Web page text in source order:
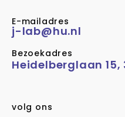
E-mailadres
j-lab@hu.nl
Bezoekadres
Heidelberglaan 15,
volg ons